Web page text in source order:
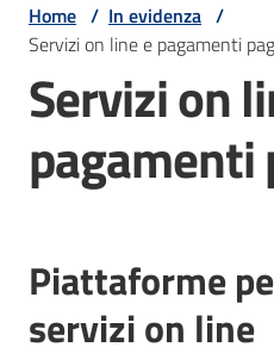
Servizi
Vivere
il
Comune
Home / In evidenza /
Servizi on line e pagamenti
Servizi on
pagamenti
Piattaforme
servizi on line